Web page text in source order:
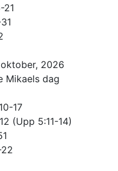
21
2026
Mikaels dag
17
(Upp 5:11-14)